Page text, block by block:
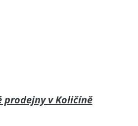
prodejny v Količíně